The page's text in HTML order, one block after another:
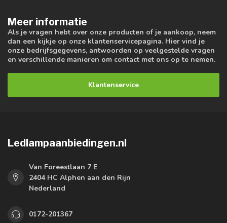
Meer informatie
Als je vragen hebt over onze producten of je aankoop, neem
dan een kijkje op onze klantenservicepagina. Hier vind je
onze bedrijfsgegevens, antwoorden op veelgestelde vragen
en verschillende manieren om contact met ons op te nemen.
Klantenservice
Ledlampaanbiedingen.nl
Van Foreestlaan 7 E
2404 HC Alphen aan den Rijn
Nederland
0172-201367